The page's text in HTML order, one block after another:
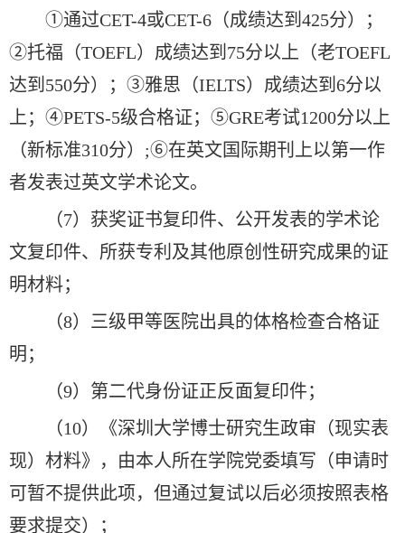
①通过CET-4或CET-6（成绩达到425分）；
②托福（TOEFL）成绩达到75分以上（老TOEFL
达到550分）；③雅思（IELTS）成绩达到6分以
上；④PETS-5级合格证；⑤GRE考试1200分以上
（新标准310分）;⑥在英文国际期刊上以第一作
者发表过英文学术论文。
（7）获奖证书复印件、公开发表的学术论
文复印件、所获专利及其他原创性研究成果的证
明材料；
（8）三级甲等医院出具的体格检查合格证
明；
（9）第二代身份证正反面复印件；
（10）《深圳大学博士研究生政审（现实表
现）材料》，由本人所在学院党委填写（申请时
可暂不提供此项，但通过复试以后必须按照表格
要求提交）；